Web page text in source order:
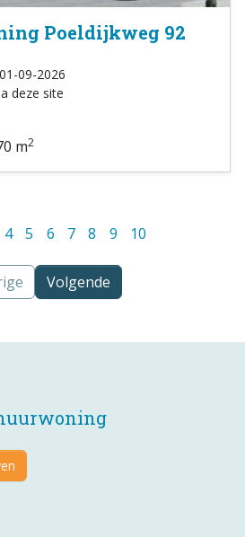
Poeldijkweg 92
09-2026
deze site
m2
4 5 6 7 8 9 10
Volgende